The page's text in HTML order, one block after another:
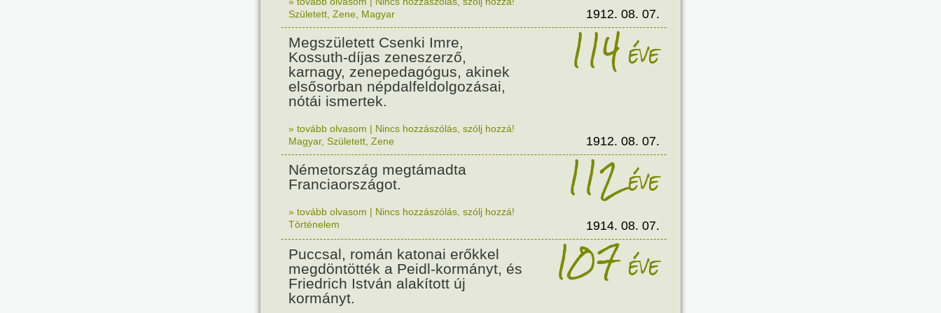
Született Zene Magyar 1912. 08. 07.
Megszületett Csenki Imre,
Kossuth-díjas zeneszerző,
karnagy, zenepedagógus, akinek
elsősorban népdalfeldolgozásai,
nótái ismertek.
114éve
» tovább olvasom | Nincs hozzászólás, szólj hozzá!
Magyar, Született Zene 1912. 08. 07.
Németország megtámadta
Franciaországot.
112éve
» tovább olvasom | Nincs hozzászólás, szólj hozzá!
Történelem
1914. 08. 07.
Puccsal, román katonai erőkkel
megdöntötték a Peidl-kormányt, és
Friedrich István alakított új
kormányt.
107éve